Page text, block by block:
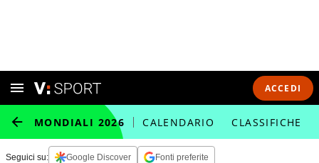
ACCEDI
MONDIALI 2026 CALENDARIO CLASSIFICHE
Seguici su: Google Discover Fonti preferite